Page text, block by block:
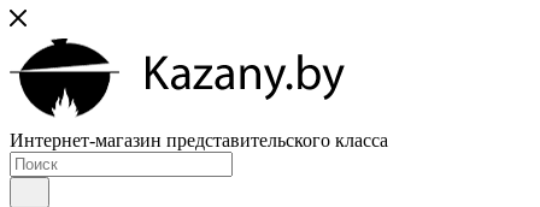
Интернет-магазин представительского класса